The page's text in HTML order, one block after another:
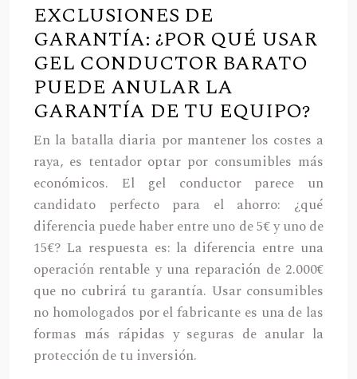
EXCLUSIONES DE
GARANTÍA: ¿POR QUÉ USAR
GEL CONDUCTOR BARATO
PUEDE ANULAR LA
GARANTÍA DE TU EQUIPO?
En la batalla diaria por mantener los costes a
raya, es tentador optar por consumibles más
económicos. El gel conductor parece un
candidato perfecto para el ahorro: ¿qué
diferencia puede haber entre uno de 5€ y uno de
15€? La respuesta es: la diferencia entre una
operación rentable y una reparación de 2.000€
que no cubrirá tu garantía. Usar consumibles
no homologados por el fabricante es una de las
formas más rápidas y seguras de anular la
protección de tu inversión.